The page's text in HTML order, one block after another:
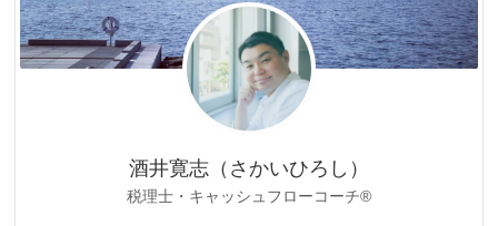
酒井寛志（さかいひろし）
税理士・キャッシュフローコーチ®